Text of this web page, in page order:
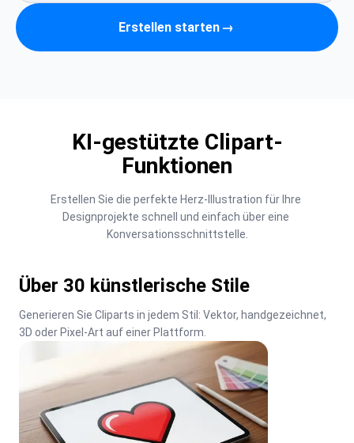
Erstellen starten →
KI-gestützte Clipart-
Funktionen
Erstellen Sie die perfekte Herz-Illustration für Ihre
Designprojekte schnell und einfach über eine
Konversationsschnittstelle.
Über 30 künstlerische Stile
Generieren Sie Cliparts in jedem Stil: Vektor, handgezeichnet,
3D oder Pixel-Art auf einer Plattform.